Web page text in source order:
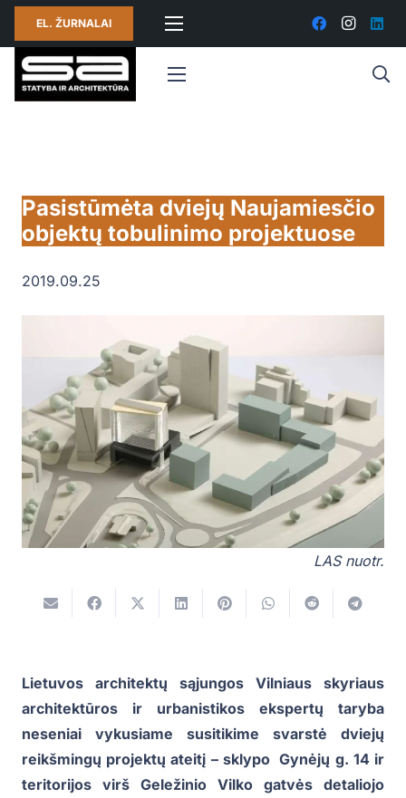
EL. ŽURNALAI
Pasistūmėta dviejų Naujamiesčio
objektų tobulinimo projektuose
2019.09.25
LAS nuotr.
Lietuvos architektų sąjungos Vilniaus skyriaus
architektūros ir urbanistikos ekspertų taryba
neseniai vykusiame susitikime svarstė dviejų
reikšmingų projektų ateitį – sklypo Gynėjų g. 14 ir
teritorijos virš Geležinio Vilko gatvės detaliojo